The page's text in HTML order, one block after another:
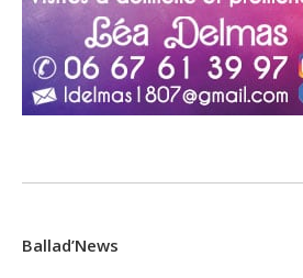
Ballad’News